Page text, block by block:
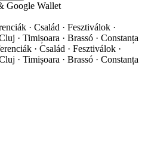
Google Wallet
· Család · Fesztiválok ·
· Timișoara · Brassó · Constanța
· Család · Fesztiválok ·
· Timișoara · Brassó · Constanța